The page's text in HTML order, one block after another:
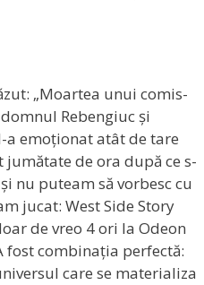
„Moartea unui comis-
Rebengiuc și
emoționat atât de tare
de ora după ce s-
nu puteam să vorbesc cu
jucat: West Side Story
de vreo 4 ori la Odeon
fost combinația perfectă:
care se materializa